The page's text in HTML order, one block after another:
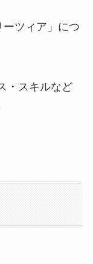
ツィア」につ
・スキルなど